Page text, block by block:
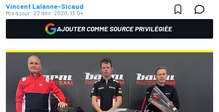
Vincent Lalanne-Sicaud
Mis à jour: 22 déc. 2020, 13:04
AJOUTER COMME SOURCE PRIVILÉGIÉE